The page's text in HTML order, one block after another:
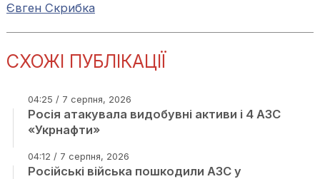
Євген Скрибка
СХОЖІ ПУБЛІКАЦІЇ
04:25 / 7 серпня, 2026
Росія атакувала видобувні активи і 4 АЗС
«Укрнафти»
04:12 / 7 серпня, 2026
Російські війська пошкодили АЗС у